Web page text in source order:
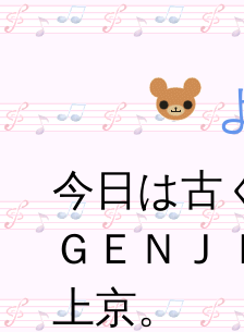
今日は古
ＧＥＮＪ
上京。